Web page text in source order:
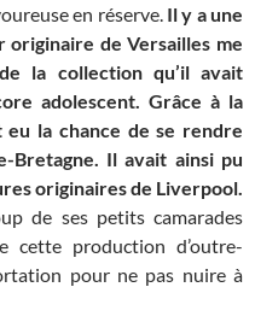
en réserve. Il y a une
originaire de Versailles me
la collection qu’il avait
adolescent. Grâce à la
la chance de se rendre
Bretagne. Il avait ainsi pu
originaires de Liverpool.
de ses petits camarades
cette production d’outre-
pour ne pas nuire à